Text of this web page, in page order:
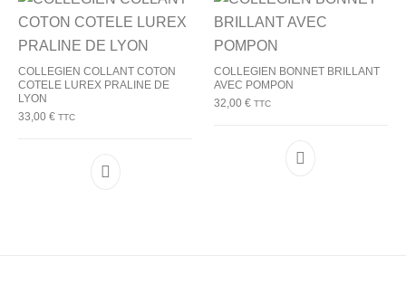
COLLEGIEN COLLANT COTON
COTELE LUREX PRALINE DE
LYON
33,00€ TTC
Ce produit a plusieurs variations. Les options
COLLEGIEN BONNET BRILLANT
AVEC POMPON
32,00 € TTC
Ce produit a